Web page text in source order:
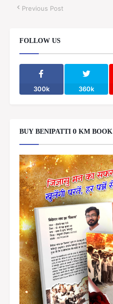
Previous Post
FOLLOW US
300k 360k
BUY BENIPATTI 0 KM BOOK